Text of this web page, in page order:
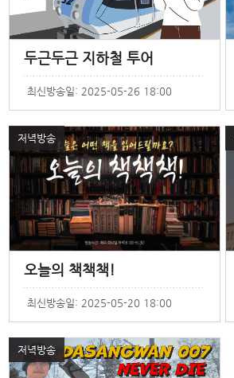
두근두근 지하철 투어
최신방송일: 2025-05-26 18:00
저녁방송
오늘의 책책책!
최신방송일: 2025-05-20 18:00
저녁방송